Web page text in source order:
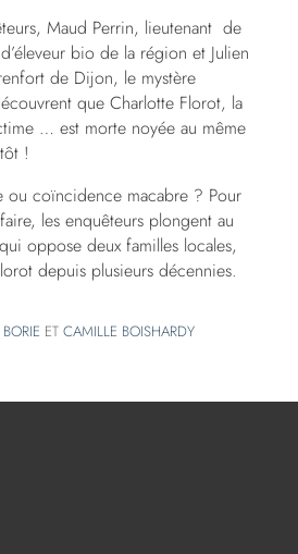
Maud Perrin, lieutenant de
bio de la région et Julien
de Dijon, le mystère
que Charlotte Florot, la
… est morte noyée au même
!
ou coïncidence macabre ? Pour
les enquêteurs plongent au
oppose deux familles locales,
depuis plusieurs décennies.
ETCAMILLE BOISHARDY